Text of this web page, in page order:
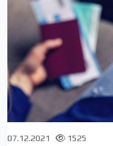
07.12.2021 1525